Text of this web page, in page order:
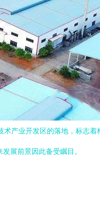
产业开发区的落地，标志着
展前景因此备受瞩目。